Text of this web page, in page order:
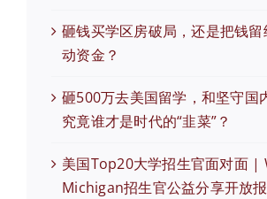
砸钱买学区房破局，还是把钱
动资金？
砸500万去美国留学，和坚守国
究竟谁才是时代的“韭菜”？
美国Top20大学招生官面对面 |
Michigan招生官公益分享开放